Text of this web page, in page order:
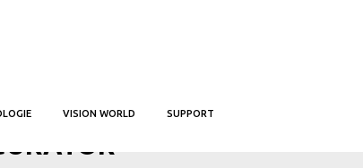
VISION WORLD SUPPORT